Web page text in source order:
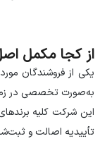
از کجا مکمل
یکی از فروشندگان
به‌صورت تخصصی در
این شرکت کلیه
تأییدیه اصالت و